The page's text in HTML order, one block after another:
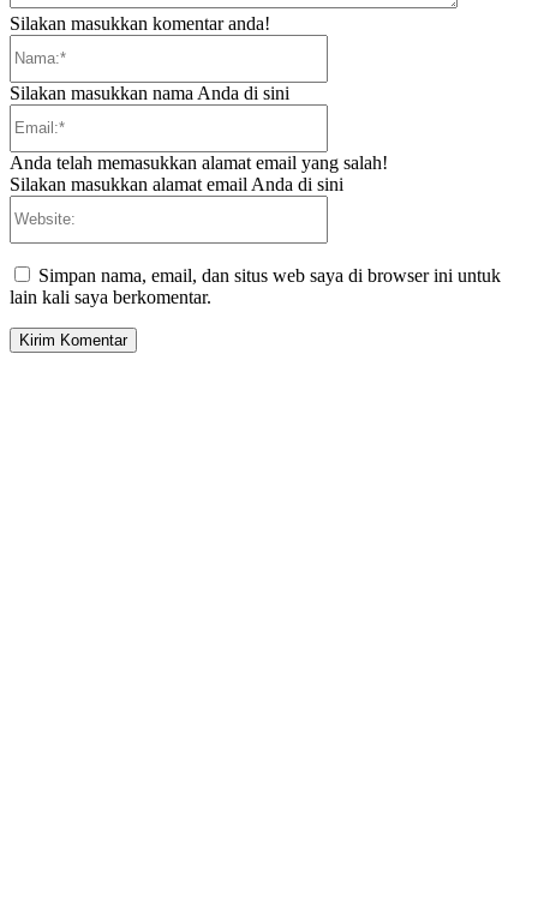
Silakan masukkan komentar anda!
Silakan masukkan nama Anda di sini
Anda telah memasukkan alamat email yang salah!
Silakan masukkan alamat email Anda di sini
Simpan nama, email, dan situs web saya di browser ini untuk
lain kali saya berkomentar.